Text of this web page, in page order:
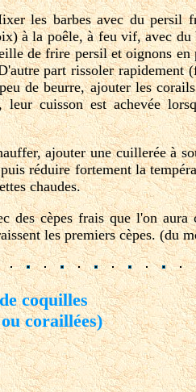
les barbes avec du persil
à la poêle, à feu vif, avec
de frire persil et oignons
part rissoler rapidement
de beurre, ajouter les
cuisson est achevée
ajouter une cuillerée à
réduire fortement la
chaudes.
des cèpes frais que l'on
les premiers cèpes. (du
coquilles
coraillées)